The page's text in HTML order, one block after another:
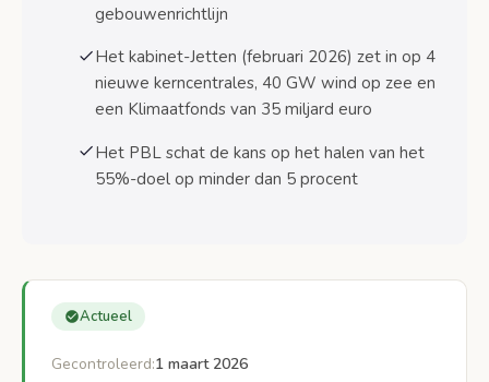
gebouwenrichtlijn
Het kabinet-Jetten (februari 2026) zet in op 4
nieuwe kerncentrales, 40 GW wind op zee en
een Klimaatfonds van 35 miljard euro
Het PBL schat de kans op het halen van het
55%-doel op minder dan 5 procent
Actueel
Gecontroleerd:1 maart 2026